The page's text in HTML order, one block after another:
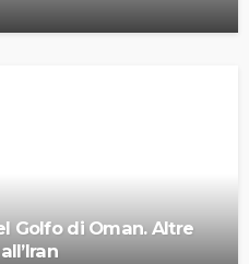
Golfo di Oman. Altre